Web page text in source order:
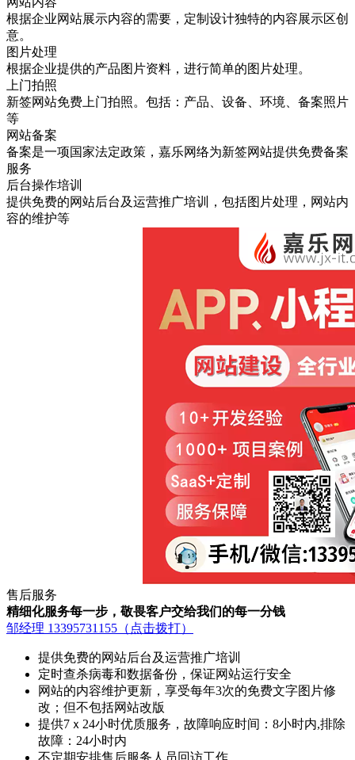
根据企业网站展示内容的需要，定制设计独特的内容展示区创
意。
图片处理
根据企业提供的产品图片资料，进行简单的图片处理。
上门拍照
新签网站免费上门拍照。包括：产品、设备、环境、备案照片
等
网站备案
备案是一项国家法定政策，嘉乐网络为新签网站提供免费备案
服务
后台操作培训
提供免费的网站后台及运营推广培训，包括图片处理，网站内
容的维护等
售后服务
精细化服务每一步，敬畏客户交给我们的每一分钱
邹经理 13395731155（点击拨打）
提供免费的网站后台及运营推广培训
定时查杀病毒和数据备份，保证网站运行安全
网站的内容维护更新，享受每年3次的免费文字图片修
改；但不包括网站改版
提供7ｘ24小时优质服务，故障响应时间：8小时内,排除
故障：24小时内
不定期安排售后服务人员回访工作